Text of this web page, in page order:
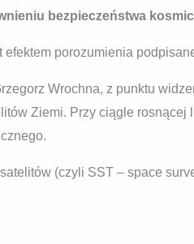
bezpieczeństwa
efektem porozumienia
Wrochna, z punktu
Ziemi. Przy ciągle
(czyli SST – space